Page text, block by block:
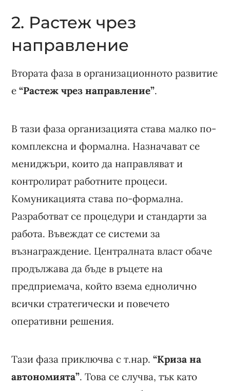
2. Растеж чрез
направление
Втората фаза в организационното развитие
е“Растеж чрез направление”.
В тази фаза организацията става малко по-
комплексна и формална. Назначават се
мениджъри, които да направляват и
контролират работните процеси.
Комуникацията става по-формална.
Разработват се процедури и стандарти за
работа. Въвеждат се системи за
възнаграждение. Централната власт обаче
продължава да бъде в ръцете на
предприемача, който взема еднолично
всички стратегически и повечето
оперативни решения.
Тази фаза приключва с т.нар.“Криза на
автономията”. Това се случва, тък като